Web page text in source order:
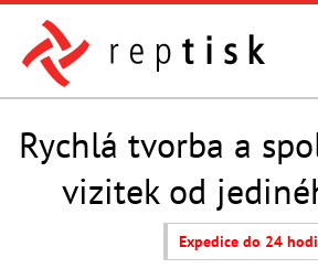
Rychlá tvorba a
vizitek od
Expedice do 24